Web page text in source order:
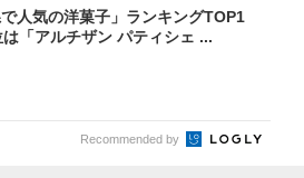
で人気の洋菓子」ランキングTOP1
「アルチザン パティシェ ...
Recommended by